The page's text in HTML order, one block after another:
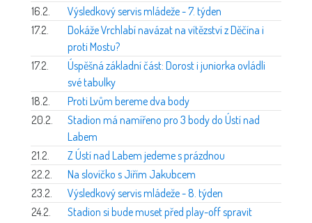
16.2.
Výsledkový servis mládeže - 7. týden
17.2.
Dokáže Vrchlabí navázat na vítězství z Děčína i
proti Mostu?
17.2.
Úspěšná základní část: Dorost i juniorka ovládli
své tabulky
18.2.
Proti Lvům bereme dva body
20.2.
Stadion má namířeno pro 3 body do Ústí nad
Labem
21.2.
Z Ústí nad Labem jedeme s prázdnou
22.2.
Na slovíčko s Jiřím Jakubcem
23.2.
Výsledkový servis mládeže - 8. týden
24.2.
Stadion si bude muset před play-off spravit